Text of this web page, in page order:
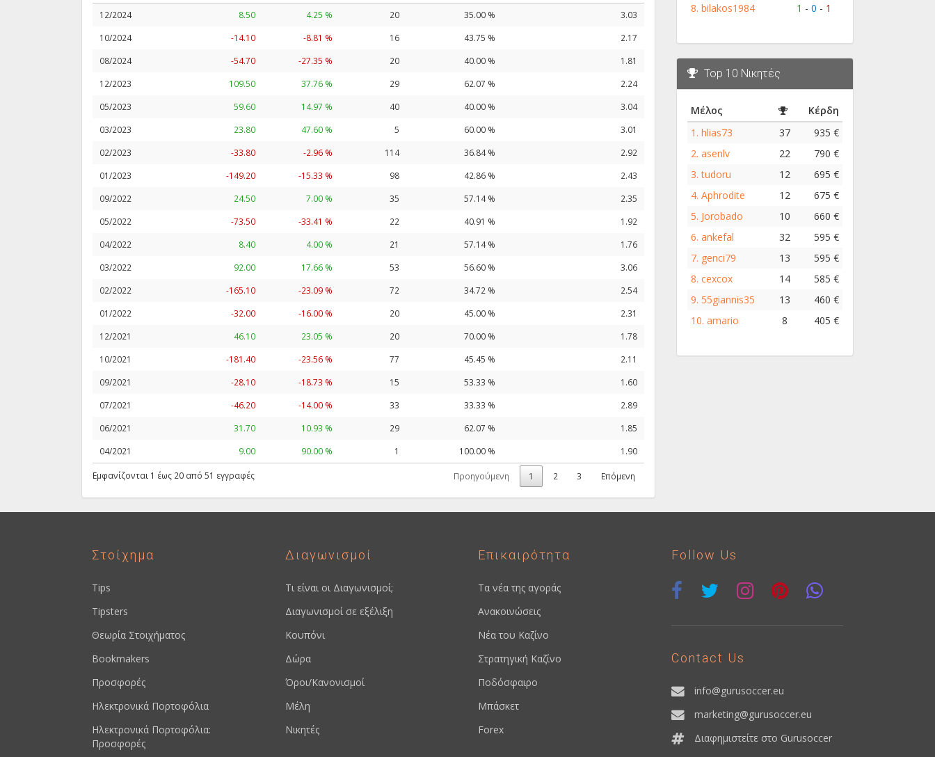
12/2024 8.50 4.25 % 20 35.00 % 3.03
10/2024 -14.10 -8.81 % 16 43.75 % 2.17
08/2024 -54.70 -27.35 % 20 40.00 % 1.81
12/2023 109.50 37.76 % 29 62.07 % 2.24
05/2023 59.60 14.97 % 40 40.00 % 3.04
03/2023 23.80 47.60 % 5 60.00 % 3.01
02/2023 -33.80 -2.96 % 114 36.84 % 2.92
01/2023 -149.20 -15.33 % 98 42.86 % 2.43
09/2022 24.50 7.00 % 35 57.14 % 2.35
05/2022 -73.50 -33.41 % 22 40.91 % 1.92
04/2022 8.40 4.00 % 21 57.14 % 1.76
03/2022 92.00 17.66 % 53 56.60 % 3.06
02/2022 -165.10 -23.09 % 72 34.72 % 2.54
01/2022 -32.00 -16.00 % 20 45.00 % 2.31
12/2021 46.10 23.05 % 20 70.00 % 1.78
10/2021 -181.40 -23.56 % 77 45.45 % 2.11
09/2021 -28.10 -18.73 % 15 53.33 % 1.60
07/2021 -46.20 -14.00 % 33 33.33 % 2.89
06/2021 31.70 10.93 % 29 62.07 % 1.85
04/2021 9.00 90.00 % 1 100.00 % 1.90
Εμφανίζονται 1 έως 20 από 51 εγγραφές Προηγούμενη 1 2 3 Επόμενη
8. bilakos1984 1 - 0 - 1
Top 10 Νικητές
Μέλος
Κέρδη
1. hlias73 37
935 €
2. asenlv 22
790 €
3.tudoru 12
695 €
4. Aphrodite 12
675 €
5. Jorobado 10
660 €
6. ankefal 32
595 €
7. genci79 13
595 €
8. cexcox 14
585 €
9. 55giannis35 13
460 €
10. amario 8 405 €
Στοίχημα
Tips
Tipsters
Θεωρία Στοιχήματος
Bookmakers
Προσφορές
Ηλεκτρονικά Πορτοφόλια
Ηλεκτρονικά Πορτοφόλια:
Προσφορές
Διαγωνισμοί
Τι είναι οι Διαγωνισμοί;
Διαγωνισμοί σε εξέλιξη
Κουπόνι
Δώρα
Όροι/Κανονισμοί
Μέλη
Νικητές
Επικαιρότητα
Τα νέα της αγοράς
Ανακοινώσεις
Νέα του Καζίνο
Στρατηγική Καζίνο
Ποδόσφαιρο
Μπάσκετ
Forex
Follow Us
Contact Us
info@gurusoccer.eu
marketing@gurusoccer.eu
Διαφημιστείτε στο Gurusoccer